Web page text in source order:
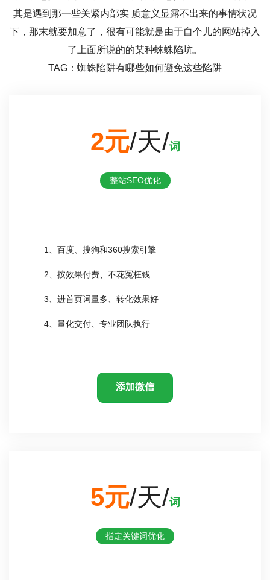
其是遇到那一些关紧内部实 质意义显露不出来的事情状况
下，那末就要加意了，很有可能就是由于自个儿的网站掉入
了上面所说的的某种蛛蛛陷坑。
TAG：蜘蛛陷阱有哪些如何避免这些陷阱
2元/天/词
整站SEO优化
1、百度、搜狗和360搜索引擎
2、按效果付费、不花冤枉钱
3、进首页词量多、转化效果好
4、量化交付、专业团队执行
添加微信
5元/天/词
指定关键词优化